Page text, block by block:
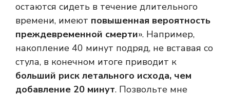
остаются сидеть в течение длительного
времени, имеют повышенная вероятность
преждевременной смерти». Например,
накопление 40 минут подряд, не вставая со
стула, в конечном итоге приводит к
больший риск летального исхода, чем
добавление 20 минут. Позвольте мне